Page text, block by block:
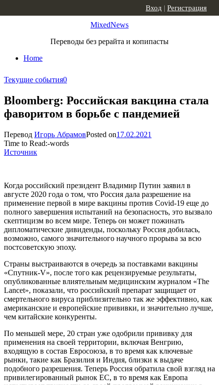
MixedNews
Переводы без рерайта и копипасты
Home
Вход | Регистрация
Текущие события0
Bloomberg: Российская вакцина стала
фаворитом в борьбе с пандемией
Перевод Игорь АбрамовPosted on17.02.2021
Time to Read:-words
Источник
Когда российский президент Владимир Путин заявил в
августе 2020 года о том, что Россия дала разрешение на
применение первой в мире вакцины против Covid-19 еще до
полного завершения испытаний на безопасность, это вызвало
скептицизм во всем мире. Теперь он может пожинать
дипломатические дивиденды, поскольку Россия добилась,
возможно, самого значительного научного прорыва за всю
постсоветскую эпоху.
Страны выстраиваются в очередь за поставками вакцины
«Спутник-V», после того как рецензируемые результаты,
опубликованные влиятельным медицинским журналом «The
Lancet», показали, что российский препарат защищает от
смертельного вируса приблизительно так же эффективно, как
американские и европейские прививки, и значительно лучше,
чем китайские конкуренты.
По меньшей мере, 20 стран уже одобрили прививку для
применения на своей территории, включая Венгрию,
входящую в состав Евросоюза, в то время как ключевые
рынки, такие как Бразилия и Индия, близки к выдаче
подобного разрешения. Теперь Россия обратила свой взгляд на
привилегированный рынок ЕС, в то время как Европа